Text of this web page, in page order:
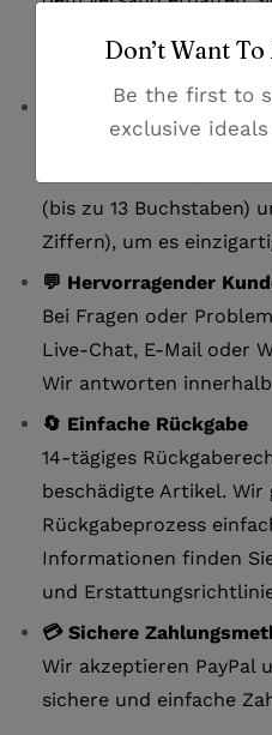
jederzeit
✏️ Personalisierung
Gestalten Sie Ihr AS
(bis zu 13 Buchstaben)
Ziffern), um es
💬 Hervorragender
Bei Fragen oder
Live-Chat, E-Mail oder
Wir antworten
🔄 Einfache Rückgabe
14-tägiges
beschädigte Artikel. Wir
Rückgabeprozess
Informationen finden
und
💳 Sichere
Wir akzeptieren PayPal
sichere und einfache
Don’t Want
Be the first to
exclusive